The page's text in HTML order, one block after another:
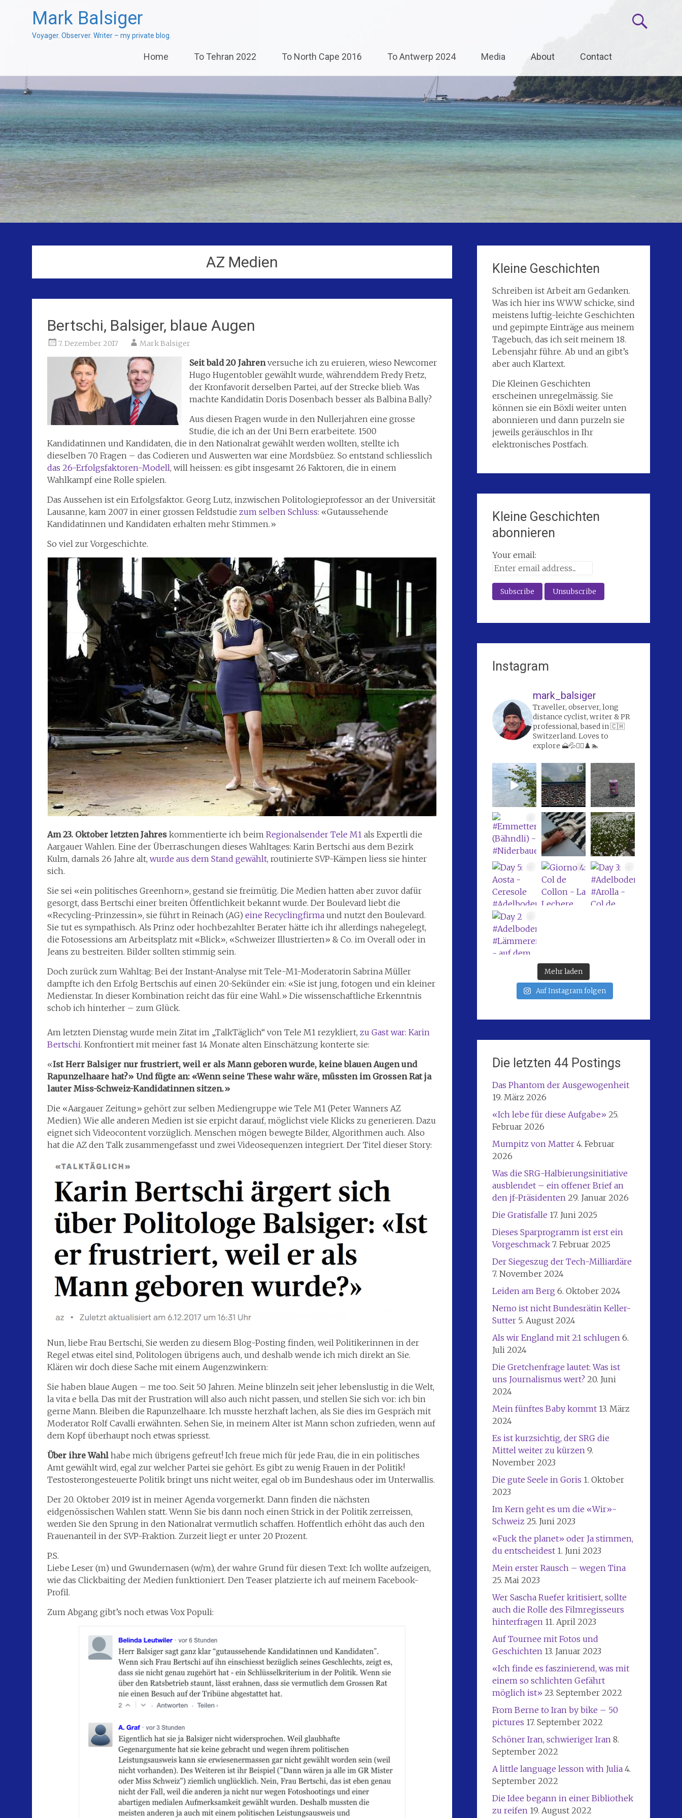
Mark Balsiger
Voyager. Observer. Writer – my private blog.
to
Home To Tehran 2022 To North Cape 2016 To Antwerp 2024 Media About Contact
AZ Medien
Bertschi, Balsiger, blaue Augen
7. Dezember 2017 Mark Balsiger
Seit bald 20 Jahrenversuche ich zu eruieren, wieso Newcomer
Hugo Hugentobler gewählt wurde, währenddem Fredy Fretz,
der Kronfavorit derselben Partei, auf der Strecke blieb. Was
machte Kandidatin Doris Dosenbach besser als Balbina Bally?
Aus diesen Fragen wurde in den Nullerjahren eine grosse
Studie, die ich an der Uni Bern erarbeitete. 1500
Kandidatinnen und Kandidaten, die in den Nationalrat gewählt werden wollten, stellte ich
dieselben 70 Fragen – das Codieren und Auswerten war eine Mordsbüez. So entstand schliesslich
das 26-Erfolgsfaktoren-Modell, will heissen: es gibt insgesamt 26 Faktoren, die in einem
Wahlkampf eine Rolle spielen.
Das Aussehen ist ein Erfolgsfaktor. Georg Lutz, inzwischen Politologieprofessor an der Universität
Lausanne, kam 2007 in einer grossen Feldstudie zum selben Schluss: «Gutaussehende
Kandidatinnen und Kandidaten erhalten mehr Stimmen.»
So viel zur Vorgeschichte.
Am 23. Oktober letzten Jahres kommentierte ich beim Regionalsender Tele M1 als Expertli die
Aargauer Wahlen. Eine der Überraschungen dieses Wahltages: Karin Bertschi aus dem Bezirk
Kulm, damals 26 Jahre alt, wurde aus dem Stand gewählt, routinierte SVP-Kämpen liess sie hinter
sich.
Sie sei «ein politisches Greenhorn», gestand sie freimütig. Die Medien hatten aber zuvor dafür
gesorgt, dass Bertschi einer breiten Öffentlichkeit bekannt wurde. Der Boulevard liebt die
«Recycling-Prinzessin», sie führt in Reinach (AG) eine Recyclingfirma und nutzt den Boulevard.
Sie tut es sympathisch. Als Prinz oder hochbezahlter Berater hätte ich ihr allerdings nahegelegt,
die Fotosessions am Arbeitsplatz mit «Blick», «Schweizer Illustrierten» & Co. im Overall oder in
Jeans zu bestreiten. Bilder sollten stimmig sein.
Doch zurück zum Wahltag: Bei der Instant-Analyse mit Tele-M1-Moderatorin Sabrina Müller
dampfte ich den Erfolg Bertschis auf einen 20-Sekünder ein: «Sie ist jung, fotogen und ein kleiner
Medienstar. In dieser Kombination reicht das für eine Wahl.» Die wissenschaftliche Erkenntnis
schob ich hinterher – zum Glück.
Am letzten Dienstag wurde mein Zitat im „TalkTäglich“ von Tele M1 rezykliert, zu Gast war: Karin
Bertschi. Konfrontiert mit meiner fast 14 Monate alten Einschätzung konterte sie:
«Ist Herr Balsiger nur frustriert, weil er als Mann geboren wurde, keine blauen Augen und
Rapunzelhaare hat?» Und fügte an: «Wenn seine These wahr wäre, müssten im Grossen Rat ja
lauter Miss-Schweiz-Kandidatinnen sitzen.»
Die «Aargauer Zeitung» gehört zur selben Mediengruppe wie Tele M1 (Peter Wanners AZ
Medien). Wie alle anderen Medien ist sie erpicht darauf, möglichst viele Klicks zu generieren. Dazu
eignet sich Videocontent vorzüglich. Menschen mögen bewegte Bilder, Algorithmen auch. Also
hat die AZ den Talk zusammengefasst und zwei Videosequenzen integriert. Der Titel dieser Story:
Nun, liebe Frau Bertschi, Sie werden zu diesem Blog-Posting finden, weil Politikerinnen in der
Regel etwas eitel sind, Politologen übrigens auch, und deshalb wende ich mich direkt an Sie.
Klären wir doch diese Sache mit einem Augenzwinkern:
Sie haben blaue Augen – me too. Seit 50 Jahren. Meine blinzeln seit jeher lebenslustig in die Welt,
la vita e bella. Das mit der Frustration will also auch nicht passen, und stellen Sie sich vor: ich bin
gerne Mann. Bleiben die Rapunzelhaare. Ich musste herzhaft lachen, als Sie dies im Gespräch mit
Moderator Rolf Cavalli erwähnten. Sehen Sie, in meinem Alter ist Mann schon zufrieden, wenn auf
dem Kopf überhaupt noch etwas spriesst.
Über ihre Wahl habe mich übrigens gefreut! Ich freue mich für jede Frau, die in ein politisches
Amt gewählt wird, egal zur welcher Partei sie gehört. Es gibt zu wenig Frauen in der Politik!
Testosterongesteuerte Politik bringt uns nicht weiter, egal ob im Bundeshaus oder im Unterwallis.
Der 20. Oktober 2019 ist in meiner Agenda vorgemerkt. Dann finden die nächsten
eidgenössischen Wahlen statt. Wenn Sie bis dann noch einen Strick in der Politik zerreissen,
werden Sie den Sprung in den Nationalrat vermutlich schaffen. Hoffentlich erhöht das auch den
Frauenanteil in der SVP-Fraktion. Zurzeit liegt er unter 20 Prozent.
P.S.
Liebe Leser (m) und Gwundernasen (w/m), der wahre Grund für diesen Text: Ich wollte aufzeigen,
wie das Clickbaiting der Medien funktioniert. Den Teaser platzierte ich auf meinem Facebook-
Profil.
Zum Abgang gibt’s noch etwas Vox Populi:
Kleine Geschichten
Schreiben ist Arbeit am Gedanken.
Was ich hier ins WWW schicke, sind
meistens luftig-leichte Geschichten
und gepimpte Einträge aus meinem
Tagebuch, das ich seit meinem 18.
Lebensjahr führe. Ab und an gibt’s
aber auch Klartext.
Die Kleinen Geschichten
erscheinen unregelmässig. Sie
können sie ein Böxli weiter unten
abonnieren und dann purzeln sie
jeweils geräuschlos in Ihr
elektronisches Postfach.
Kleine Geschichten
abonnieren
Your email:
Instagram
mark_balsiger
Traveller, observer, long
distance cyclist, writer & PR
professional, based in 🇨🇭
Switzerland. Loves to
explore 🗻💦🚴‍♀️♟️🏊
Mehr laden
Auf Instagram folgen
Die letzten 44 Postings
Das Phantom der Ausgewogenheit
19. März 2026
«Ich lebe für diese Aufgabe» 25.
Februar 2026
Mumpitz von Matter 4. Februar
2026
Was die SRG-Halbierungsinitiative
ausblendet – ein offener Brief an
den jf-Präsidenten 29. Januar 2026
Die Gratisfalle 17. Juni 2025
Dieses Sparprogramm ist erst ein
Vorgeschmack 7. Februar 2025
Der Siegeszug der Tech-Milliardäre
7. November 2024
Leiden am Berg 6. Oktober 2024
Nemo ist nicht Bundesrätin Keller-
Sutter 5. August 2024
Als wir England mit 2:1 schlugen 6.
Juli 2024
Die Gretchenfrage lautet: Was ist
uns Journalismus wert? 20. Juni
2024
Mein fünftes Baby kommt 13. März
2024
Es ist kurzsichtig, der SRG die
Mittel weiter zu kürzen 9.
November 2023
Die gute Seele in Goris 1. Oktober
2023
Im Kern geht es um die «Wir»-
Schweiz 25. Juni 2023
«Fuck the planet» oder Ja stimmen,
du entscheidest 1. Juni 2023
Mein erster Rausch – wegen Tina
25. Mai 2023
Wer Sascha Ruefer kritisiert, sollte
auch die Rolle des Filmregisseurs
hinterfragen 11. April 2023
Auf Tournee mit Fotos und
Geschichten 13. Januar 2023
«Ich finde es faszinierend, was mit
einem so schlichten Gefährt
möglich ist» 23. September 2022
From Berne to Iran by bike – 50
pictures 17. September 2022
Schöner Iran, schwieriger Iran 8.
September 2022
A little language lesson with Julia 4.
September 2022
Die Idee begann in einer Bibliothek
zu reifen 19. August 2022